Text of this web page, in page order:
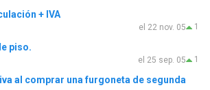
+ IVA
1
el 22 nov. 05
piso.
1
el 25 sep. 05
al comprar una furgoneta de segunda